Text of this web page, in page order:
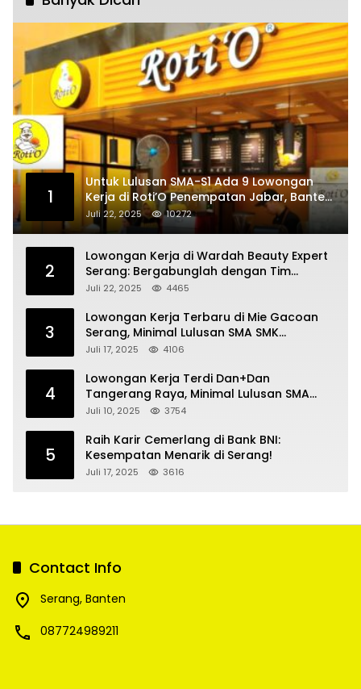
1
Untuk Lulusan SMA-S1 Ada 9 Lowongan
Kerja di Roti’O Penempatan Jabar, Banten
dan Jakarta
Juli 22, 2025 10272
2
Lowongan Kerja di Wardah Beauty Expert
Serang: Bergabunglah dengan Tim
Kecantikan
Juli 22, 2025 4465
3
Lowongan Kerja Terbaru di Mie Gacoan
Serang, Minimal Lulusan SMA SMK
Sederajat
Juli 17, 2025 4106
4
Lowongan Kerja Terdi Dan+Dan
Tangerang Raya, Minimal Lulusan SMA
SMK
Juli 10, 2025 3754
5
Raih Karir Cemerlang di Bank BNI:
Kesempatan Menarik di Serang!
Juli 17, 2025 3616
Contact Info
Serang, Banten
087724989211